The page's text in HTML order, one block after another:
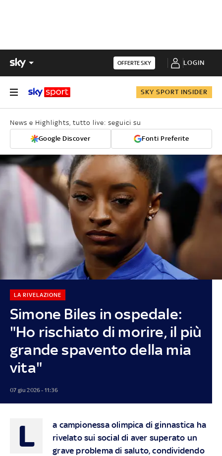
OFFERTE SKY LOGIN
SKY SPORT INSIDER
News e Highlights, tutto live: seguici su
Google Discover Fonti Preferite
Simone Biles in ospedale:
"Ho rischiato di morire, il più
grande spavento della mia
vita"
LA RIVELAZIONE
07 giu 2026 - 11:36
L
a campionessa olimpica di ginnastica ha
rivelato sui social di aver superato un
grave problema di saluto, condividendo